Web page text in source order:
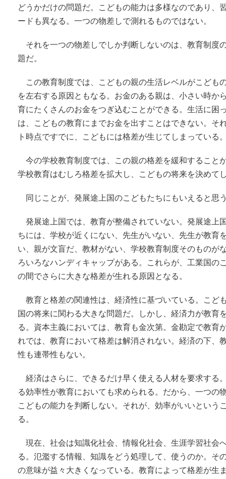
どうかだけの問題だ。こどもの能力は多様なのであり、
ードも異なる。一つの物差しで測れるものではない。
それを一つの物差しでしか判断しないのは、教育制度
題だ。
この教育制度では、こどもの親の生活レベルがこども
を左右する原因ともなる。お金のある親は、小さい時か
育にたくさんのお金をつぎ込むことができる。生活に困
は、こどもの教育にまでお金を出すことはできない。そ
ト時点ですでに、こどもには格差が生じてしまっている
今の学校教育制度では、この親の格差を緩和すること
学校教育はむしろ格差を拡大し、こどもの将来を決めて
同じことが、発展途上国のこどもたちにもいえると思
発展途上国では、教育が整備されていない。発展途上
ちには、学校が近くにない、先生がいない、先生が教育
い、親が文盲だ、教材がない、学校教育制度そのものが
ろいろなハンディキャップがある。これらが、工業国の
の間でさらに大きな格差が生れる原因となる。
教育と格差の関連性は、経済性に基づいている。こど
国の将来に関わる大きな問題だ。しかし、経済力が教育
る。資本主義においては、教育も金次第。金勘定で教育
れでは、教育において格差は解消されない。経済の下、
性も連帯性もない。
経済はさらに、できるだけ早く使える人材を要求する
る効率性が教育においても求められる。だから、一つの
こどもの能力を判断しない。それが、効率がいいという
る。
現在、社会は知識化社会、情報化社会、生涯学習社会
る。氾濫する情報、知識をどう処理して、使うのか。そ
の意味が益々大きくなっている。教育によって格差が生